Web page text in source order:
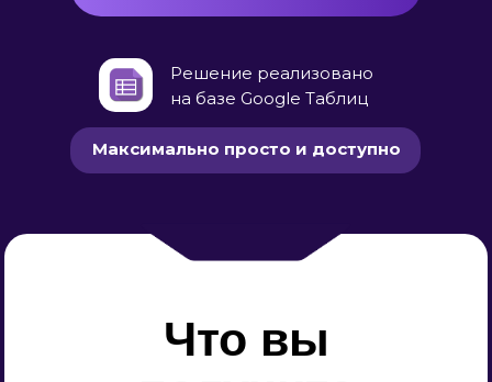
Решение реализовано
на базе Google Таблиц
Максимально просто и доступно
Что вы